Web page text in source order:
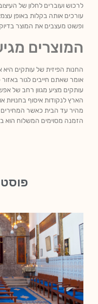
לרכוש ועוברים לחלון של
עורכים אותה בקלות באופן
ופשוט מעצבים את המוצר
המוצרים
החנות הפיזית של עותקים
אומר שאתם חייבים לגור
עותקים מציע מגוון רחב של
מהיר עד הבית כאשר המחירים
הזמנה מסוימים המשלוח הוא